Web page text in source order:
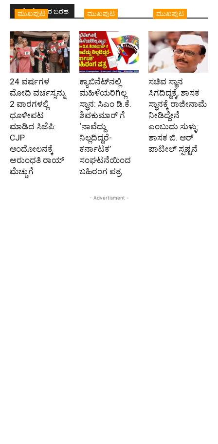
ಇದೇ ಲೇಖಕರ ಬರಹ
ಮುಖಪುಟ
24 ವರ್ಷಗಳ
ಮೋದಿ ವರ್ಚಸ್ಸನ್ನು
2 ವಾರಗಳಲ್ಲಿ
ಧೂಳೀಪಟ
ಮಾಡಿದ ಸಿಜೆಪಿ:
CJP
ಆಂದೋಲನಕ್ಕೆ
ಅರುಂಧತಿ ರಾಯ್
ಮೆಚ್ಚುಗೆ
ಮುಖಪುಟ
ಕ್ಯಾಬಿನೆಟ್‌ನಲ್ಲಿ
ಮಹಿಳೆಯರಿಗಿಲ್ಲ
ಸ್ಥಾನ: ಸಿಎಂ ಡಿ.ಕೆ.
ಶಿವಕುಮಾರ್ ಗೆ
‘ನಾವೆದ್ದು
ನಿಲ್ಲದಿದ್ದರೆ-
ಕರ್ನಾಟಕ’
ಸಂಘಟನೆಯಿಂದ
ಬಹಿರಂಗ ಪತ್ರ
ಮುಖಪುಟ
ಸಚಿವ ಸ್ಥಾನ
ಸಿಗದಿದ್ದಕ್ಕೆ, ಶಾಸಕ
ಸ್ಥಾನಕ್ಕೆ ರಾಜೀನಾಮೆ
ನೀಡಿದ್ದೇನೆ
ಎಂಬುದು ಸುಳ್ಳು:
ಶಾಸಕ ಬಿ. ಆರ್‌
ಪಾಟೀಲ್‌ ಸ್ಪಷ್ಟನೆ
- Advertisment -